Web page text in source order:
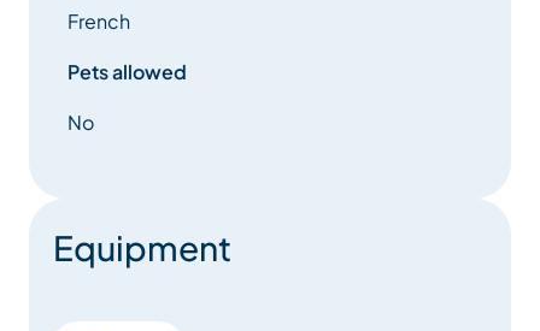
French
Pets allowed
No
Equipment